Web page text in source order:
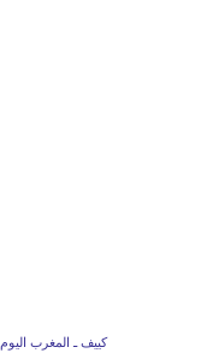
كييف ـ المغرب اليوم